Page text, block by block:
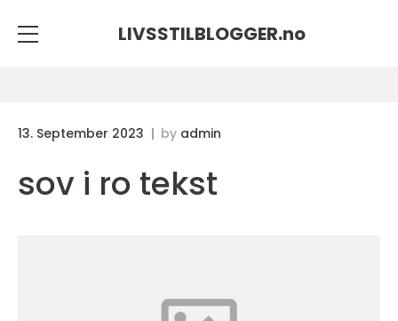
LIVSSTILBLOGGER.no
13. September 2023 by admin
sov i ro tekst